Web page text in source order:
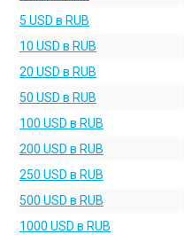
5 USD в RUB
10 USD в RUB
20 USD в RUB
50 USD в RUB
100 USD в RUB
200 USD в RUB
250 USD в RUB
500 USD в RUB
1000 USD в RUB